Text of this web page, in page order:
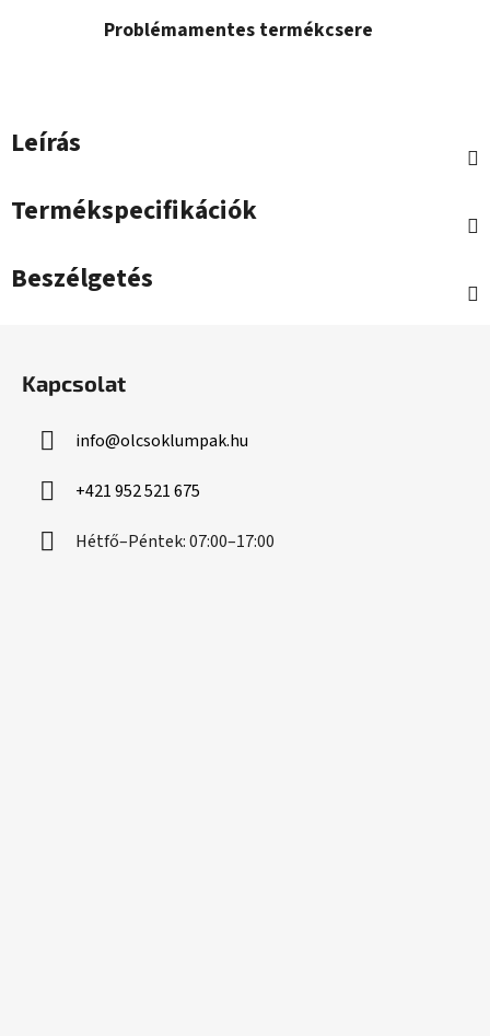
Problémamentes termékcsere
Leírás
Termékspecifikációk
Beszélgetés
Kapcsolat
info@olcsoklumpak.hu
+421 952 521 675
Hétfő–Péntek: 07:00–17:00